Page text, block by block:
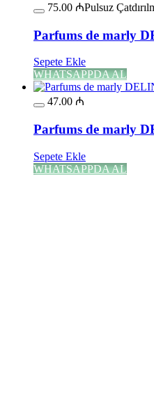
75.00 ₼Pulsuz
Parfums de marly
Sepete Ekle
WHATSAPPDA AL
47.00 ₼
Parfums de marly
Sepete Ekle
WHATSAPPDA AL